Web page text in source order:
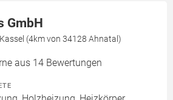
GmbH
(4km von 34128 Ahnatal)
aus 14 Bewertungen